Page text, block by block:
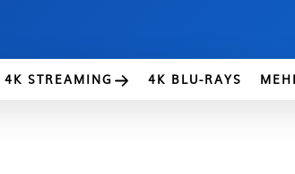
4K STREAMING 4K BLU-RAYS